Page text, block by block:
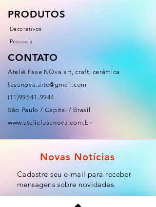
PRODUTOS
Decorativos
Pessoais
CONTATO
Ateliê Fase NOva art, craft, cerâmica
fasenova.arte@gmail.com
(11)99541-9944
São Paulo / Capital / Brasil
www.ateliefasenova.com.br
Novas Notícias
Cadastre seu e-mail para receber
mensagens sobre novidades.